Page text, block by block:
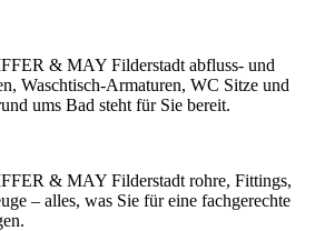
& MAY Filderstadt abfluss- und
Waschtisch-Armaturen, WC Sitze und
ums Bad steht für Sie bereit.
& MAY Filderstadt rohre, Fittings,
– alles, was Sie für eine fachgerechte